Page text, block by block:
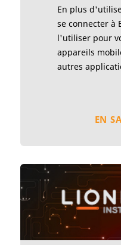
En plus
se connecter à
l'utiliser pour
appareils
autres
EN